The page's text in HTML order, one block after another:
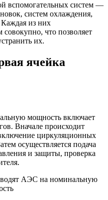
вспомогательных систем —
систем охлаждения,
из них
совокупно, что позволяет
их.
ячейка
мощность включает
Вначале происходит
циркуляционных
осуществляется подача
и защиты, проверка